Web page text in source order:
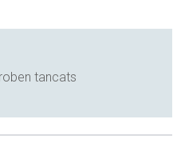
tancats